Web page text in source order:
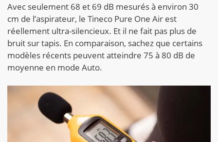
Avec seulement 68 et 69 dB mesurés à environ 30
cm de l’aspirateur, le Tineco Pure One Air est
réellement ultra-silencieux. Et il ne fait pas plus de
bruit sur tapis. En comparaison, sachez que certains
modèles récents peuvent atteindre 75 à 80 dB de
moyenne en mode Auto.